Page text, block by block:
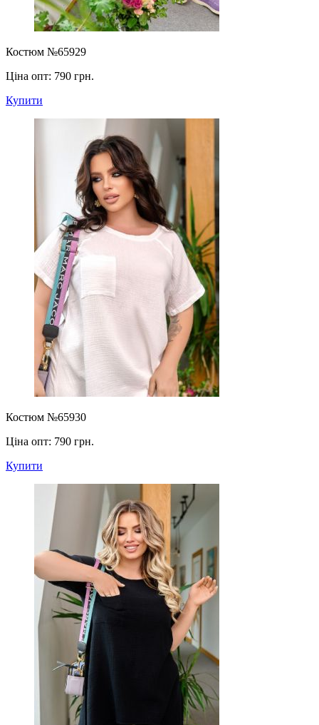
Костюм №65929
Ціна опт: 790 грн.
Купити
Костюм №65930
Ціна опт: 790 грн.
Купити